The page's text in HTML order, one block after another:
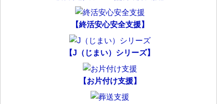
【終活安心安全支援】
【J（じまい）シリーズ】
【お片付け支援】